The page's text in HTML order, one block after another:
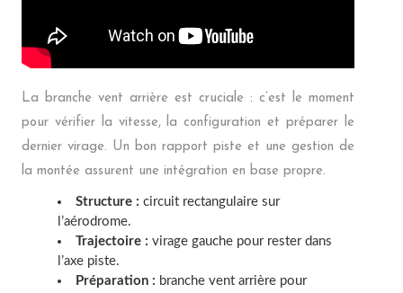
La branche vent arrière est cruciale : c’est le moment
pour vérifier la vitesse, la configuration et préparer le
dernier virage. Un bon rapport piste et une gestion de
la montée assurent une intégration en base propre.
Structure : circuit rectangulaire sur
l’aérodrome.
Trajectoire : virage gauche pour rester dans
l’axe piste.
Préparation : branche vent arrière pour